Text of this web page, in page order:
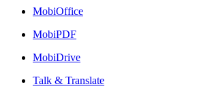
MobiOffice
MobiPDF
MobiDrive
Talk & Translate